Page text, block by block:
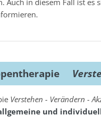
Auch in diesem Fall ist
Verstehen - Verändern -
und